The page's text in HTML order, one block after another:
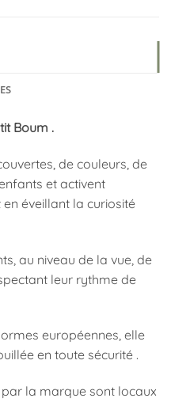
Boum .
de couleurs, de
et activent
éveillant la curiosité
au niveau de la vue, de
leur rythme de
européennes, elle
en toute sécurité .
la marque sont locaux